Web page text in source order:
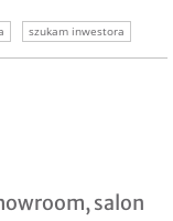
szukam inwestora
salon